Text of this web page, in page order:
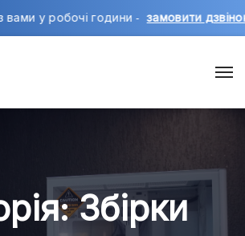
робочі години - замовити дзвінок,
Збірки